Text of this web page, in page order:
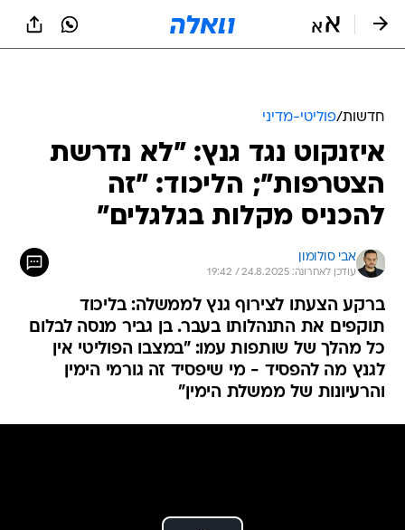
חדשות/פוליטי-מדיני
איזנקוט נגד גנץ: "לא נדרשת
הצטרפות"; הליכוד: "זה
להכניס מקלות בגלגלים"
אבי סולומון
עודכן לאחרונה: 24.8.2025 / 19:42
ברקע הצעתו לצירוף גנץ לממשלה: בליכוד
תוקפים את התנהלותו בעבר. בן גביר מנסה לבלום
כל מהלך של שותפות עמו: "במצבו הפוליטי אין
לגנץ מה להפסיד - מי שיפסיד זה גורמי הימין
והרעיונות של ממשלת הימין"